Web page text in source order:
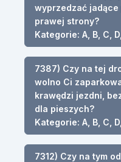
wyprzedzać
prawej strony?
Kategorie: A, B, C,
7387) Czy na tej
wolno Ci
krawędzi jezdni,
dla pieszych?
Kategorie: A, B, C,
7312) Czy na tym